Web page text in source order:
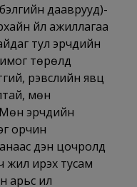
дааврууд)-
үйл ажиллагаа
тул эрчүүдийн
төрөлд
үрэвслийн явц
мөн
эрчүүдийн
орчин
үүдэн цочролд
жил ирэх тусам
арьс илүү